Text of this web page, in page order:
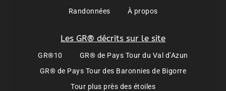
Randonnées
À propos
Les GR® décrits sur le site
GR®10
GR® de Pays Tour du Val d’Azun
GR® de Pays Tour des Baronnies de Bigorre
Tour plus près des étoiles